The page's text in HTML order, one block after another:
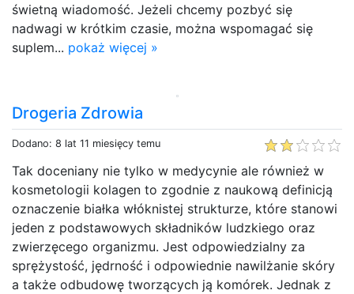
świetną wiadomość. Jeżeli chcemy pozbyć się
nadwagi w krótkim czasie, można wspomagać się
suplem... pokaż więcej »
Drogeria Zdrowia
Dodano: 8 lat 11 miesięcy temu
Tak doceniany nie tylko w medycynie ale również w
kosmetologii kolagen to zgodnie z naukową definicją
oznaczenie białka włóknistej strukturze, które stanowi
jeden z podstawowych składników ludzkiego oraz
zwierzęcego organizmu. Jest odpowiedzialny za
sprężystość, jędrność i odpowiednie nawilżanie skóry
a także odbudowę tworzących ją komórek. Jednak z